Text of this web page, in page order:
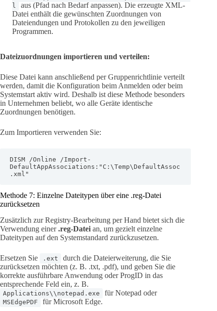
l
aus (Pfad nach Bedarf anpassen). Die erzeugte XML-
Datei enthält die gewünschten Zuordnungen von
Dateiendungen und Protokollen zu den jeweiligen
Programmen.
Dateizuordnungen importieren und verteilen:
Diese Datei kann anschließend per Gruppenrichtlinie verteilt
werden, damit die Konfiguration beim Anmelden oder beim
Systemstart aktiv wird. Deshalb ist diese Methode besonders
in Unternehmen beliebt, wo alle Geräte identische
Zuordnungen benötigen.
Zum Importieren verwenden Sie:
DISM /Online /Import-
DefaultAppAssociations:"C:\Temp\DefaultAssoc
.xml"
Methode 7: Einzelne Dateitypen über eine .reg-Datei
zurücksetzen
Zusätzlich zur Registry-Bearbeitung per Hand bietet sich die
Verwendung einer.reg-Datei an, um gezielt einzelne
Dateitypen auf den Systemstandard zurückzusetzen.
Ersetzen Sie .ext
durch die Dateierweiterung, die Sie
zurücksetzen möchten (z. B. .txt, .pdf), und geben Sie die
korrekte ausführbare Anwendung oder ProgID in das
entsprechende Feld ein, z. B.
Applications\\notepad.exe für Notepad oder
MSEdgePDF für Microsoft Edge.